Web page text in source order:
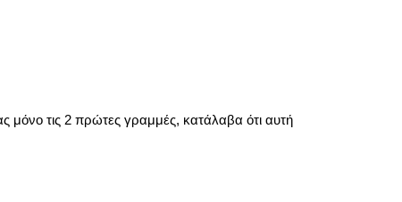
μόνο τις 2 πρώτες γραμμές, κατάλαβα ότι αυτή